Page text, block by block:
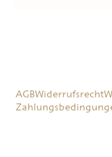
AGBWiderrufsrecht